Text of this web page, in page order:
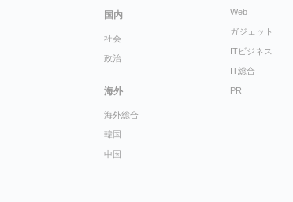
国内
社会
政治
海外
海外総合
韓国
中国
Web
ガジェット
ITビジネス
IT総合
PR